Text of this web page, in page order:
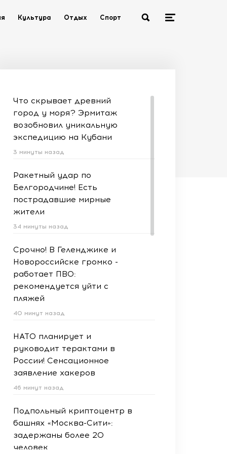
Культура Отдых Спорт
Что скрывает древний
город у моря? Эрмитаж
возобновил уникальную
экспедицию на Кубани
3 минуты назад
Ракетный удар по
Белгородчине! Есть
пострадавшие мирные
жители
34 минуты назад
Срочно! В Геленджике и
Новороссийске громко -
работает ПВО:
рекомендуется уйти с
пляжей
40 минут назад
НАТО планирует и
руководит терактами в
России! Сенсационное
заявление хакеров
46 минут назад
Подпольный криптоцентр в
башнях «Москва-Сити»:
задержаны более 20
человек